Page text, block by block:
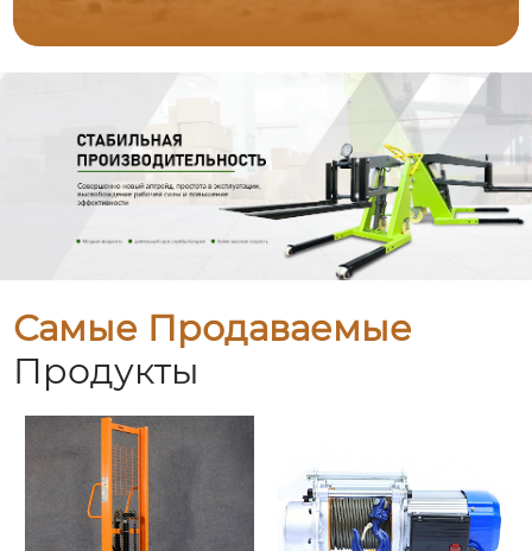
Самые Продаваемые
Продукты